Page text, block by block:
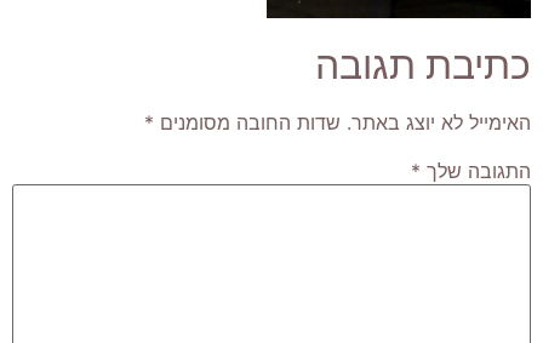
כתיבת תגובה
האימייל לא יוצג באתר. שדות החובה מסומנים *
התגובה שלך *